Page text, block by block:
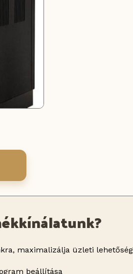
maximalizálja üzleti
beállítása